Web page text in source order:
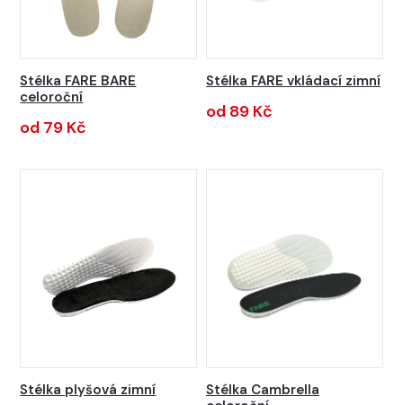
Stélka FARE BARE
celoroční
od 79 Kč
Stélka FARE vkládací zimní
od 89 Kč
Stélka plyšová zimní
Stélka Cambrella